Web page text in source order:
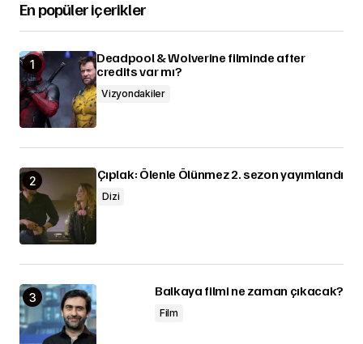
En popüler içerikler
Deadpool & Wolverine filminde after
credits var mı?
Vizyondakiler
Çıplak: Ölenle Ölünmez 2. sezon yayımlandı
Dizi
Balkaya filmi ne zaman çıkacak?
Film